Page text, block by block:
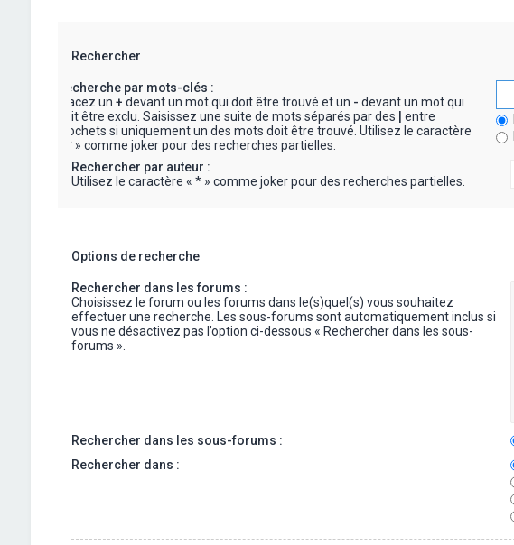
Rechercher
Recherche par mots-clés :
Placez un + devant un mot qui doit être trouvé et un - devant un mot qui
doit être exclu. Saisissez une suite de mots séparés par des
entre
crochets si uniquement un des mots doit être trouvé. Utilisez le caractère
« * » comme joker pour des recherches partielles.
Rechercher par auteur :
Utilisez le caractère « * » comme joker pour des recherches partielles.
Options de recherche
Rechercher dans les forums :
Choisissez le forum ou les forums dans le(s)quel(s) vous souhaitez
effectuer une recherche. Les sous-forums sont automatiquement inclus si
vous ne désactivez pas l’option ci-dessous « Rechercher dans les sous-
forums ».
Rechercher dans les sous-forums :
Rechercher dans :